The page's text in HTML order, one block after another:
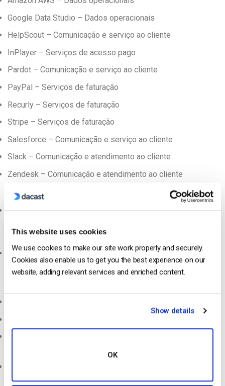
This website uses cookies
We use cookies to make our site work properly and securely.
Cookies also enable us to get you the best experience on our
website, adding relevant services and enriched content.
Show details
OK
Google Data Studio – Dados operacionais
HelpScout – Comunicação e serviço ao cliente
InPlayer – Serviços de acesso pago
Pardot – Comunicação e serviço ao cliente
PayPal – Serviços de faturação
Recurly – Serviços de faturação
Stripe – Serviços de faturação
Salesforce – Comunicação e serviço ao cliente
Slack – Comunicação e atendimento ao cliente
Zendesk – Comunicação e atendimento ao cliente
Os seus direitos em matéria de dados
Acesso a uma forma fácil de os nossos clientes
informações pessoais
Eliminação automática de dados para os quais a nossa
empresa já não tem qualquer utilidade
e a sua eficácia